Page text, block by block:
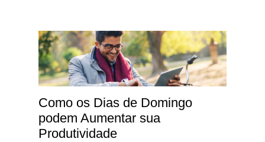
Como os Dias de Domingo
podem Aumentar sua
Produtividade